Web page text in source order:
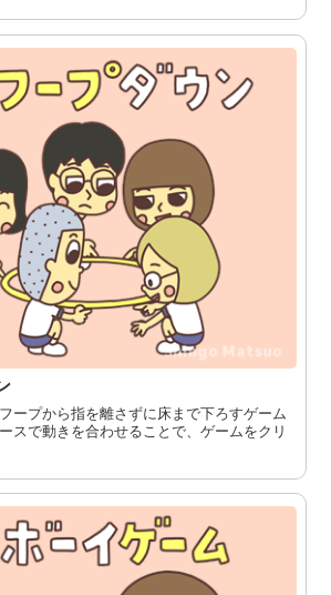
ープから指を離さずに床まで下ろすゲーム
スで動きを合わせることで、ゲームをクリ